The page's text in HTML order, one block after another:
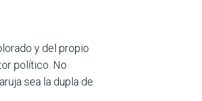
y del propio
político. No
sea la dupla de